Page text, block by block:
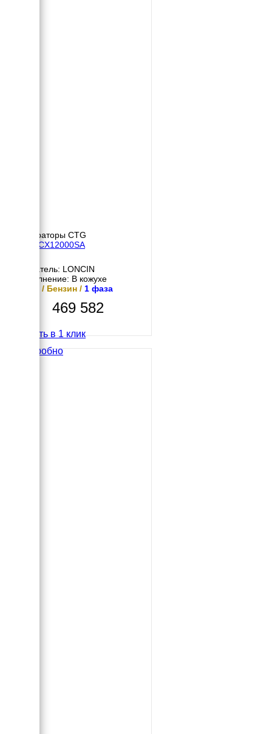
Генераторы CTG
CTG CX12000SA
Двигатель: LONCIN
Исполнение: В кожухе
9 кВт / Бензин / 1 фаза
469 582
Купить в 1 клик
Подробно